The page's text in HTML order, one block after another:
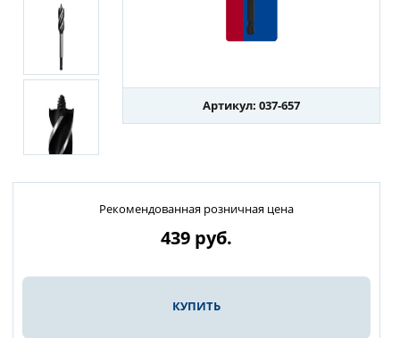
Артикул: 037-657
Рекомендованная розничная цена
439 руб.
КУПИТЬ